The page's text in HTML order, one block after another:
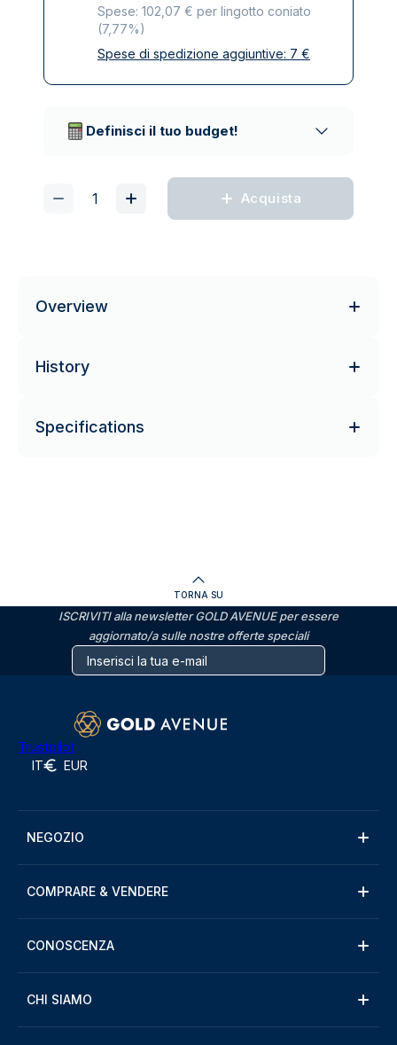
Spese: 102,07 € per lingotto coniato
(7,77%)
Tutte le tasse incluse
Spese di spedizione aggiuntive: 7 €
Definisci il tuo budget!
Acquista
Overview
History
Specifications
TORNA SU
ISCRIVITI alla newsletter GOLD AVENUE per essere
aggiornato/a sulle nostre offerte speciali
Trustpilot
IT EUR
NEGOZIO
COMPRARE & VENDERE
CONOSCENZA
CHI SIAMO